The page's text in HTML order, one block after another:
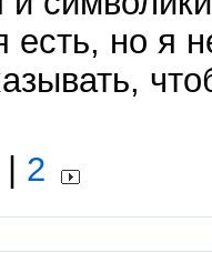
есть, но я
2